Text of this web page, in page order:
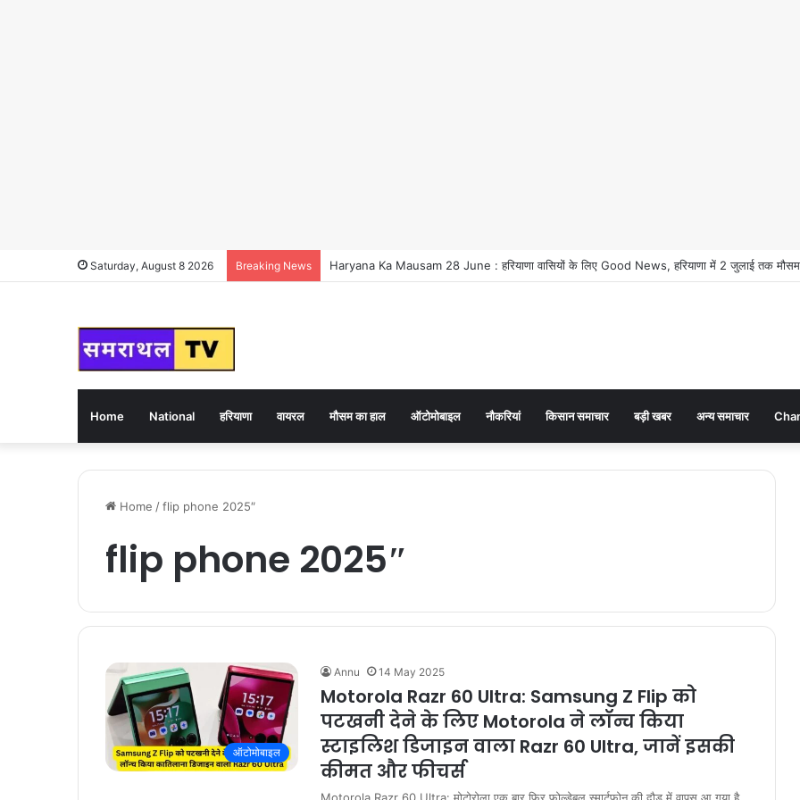
Saturday, August 8 2026 Breaking News Haryana Ka Mausam 28 June : हरियाणा वासियों के लिए Good News, हरियाणा में 2 जुलाई तक मौसम
Home National हरियाणा वायरल मौसम का हाल ऑटोमोबाइल नौकरियां किसान समाचार बड़ी खबर अन्य समाचार
Home /flip phone 2025″
flip phone 2025″
ऑटोमोबाइल
Annu 14 May 2025
Motorola Razr 60 Ultra: Samsung Z Flip को
पटखनी देने के लिए Motorola ने लॉन्च किया
स्टाइलिश डिजाइन वाला Razr 60 Ultra, जानें इसकी
कीमत और फीचर्स